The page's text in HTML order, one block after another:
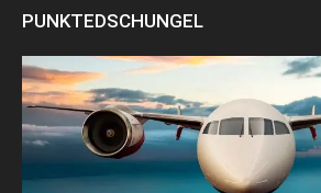
PUNKTEDSCHUNGEL